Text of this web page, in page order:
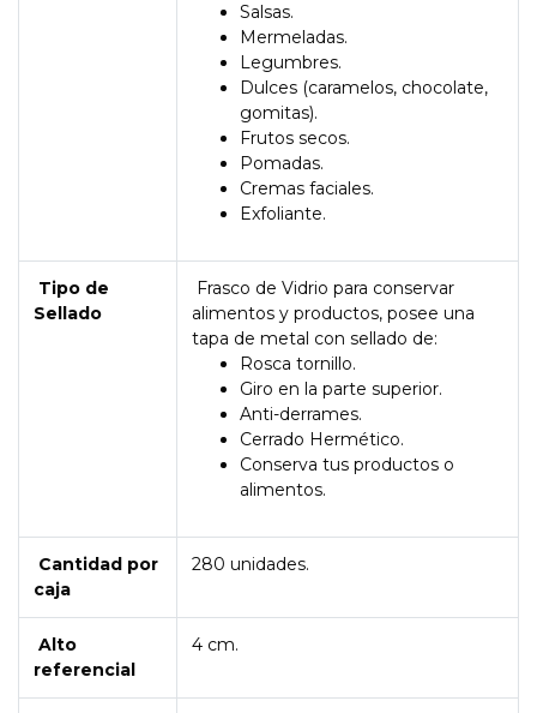
Salsas.
Mermeladas.
Legumbres.
Dulces (caramelos, chocolate,
gomitas).
Frutos secos.
Pomadas.
Cremas faciales.
Exfoliante.
Tipo de
Sellado
Frasco de Vidrio para conservar
alimentos y productos, posee una
tapa de metal con sellado de:
Rosca tornillo.
Giro en la parte superior.
Anti-derrames.
Cerrado Hermético.
Conserva tus productos o
alimentos.
Cantidad por
caja
280 unidades.
Alto
referencial
4 cm.